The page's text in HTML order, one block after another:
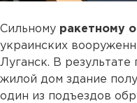
Сильному ракетному
украинских
Луганск. В результате
жилой дом здание
один из подъездов